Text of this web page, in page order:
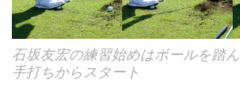
石坂友宏の練習始めはボールを踏
手打ちからスタート